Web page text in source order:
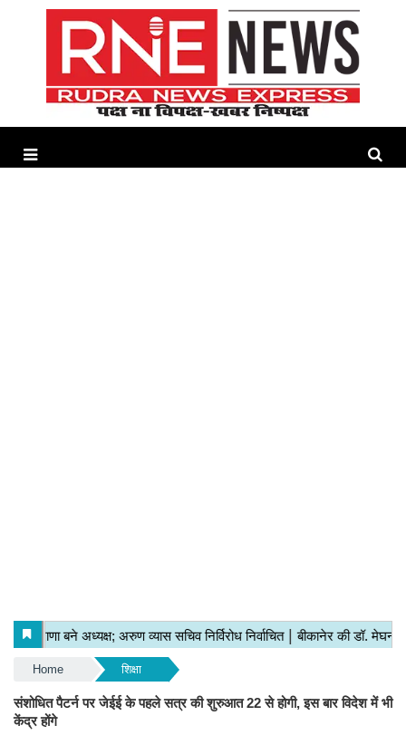
Home शिक्षा
संशोधित पैटर्न पर जेईई के पहले सत्र की शुरुआत 22 से होगी, इस बार विदेश में भी
केंद्र होंगे